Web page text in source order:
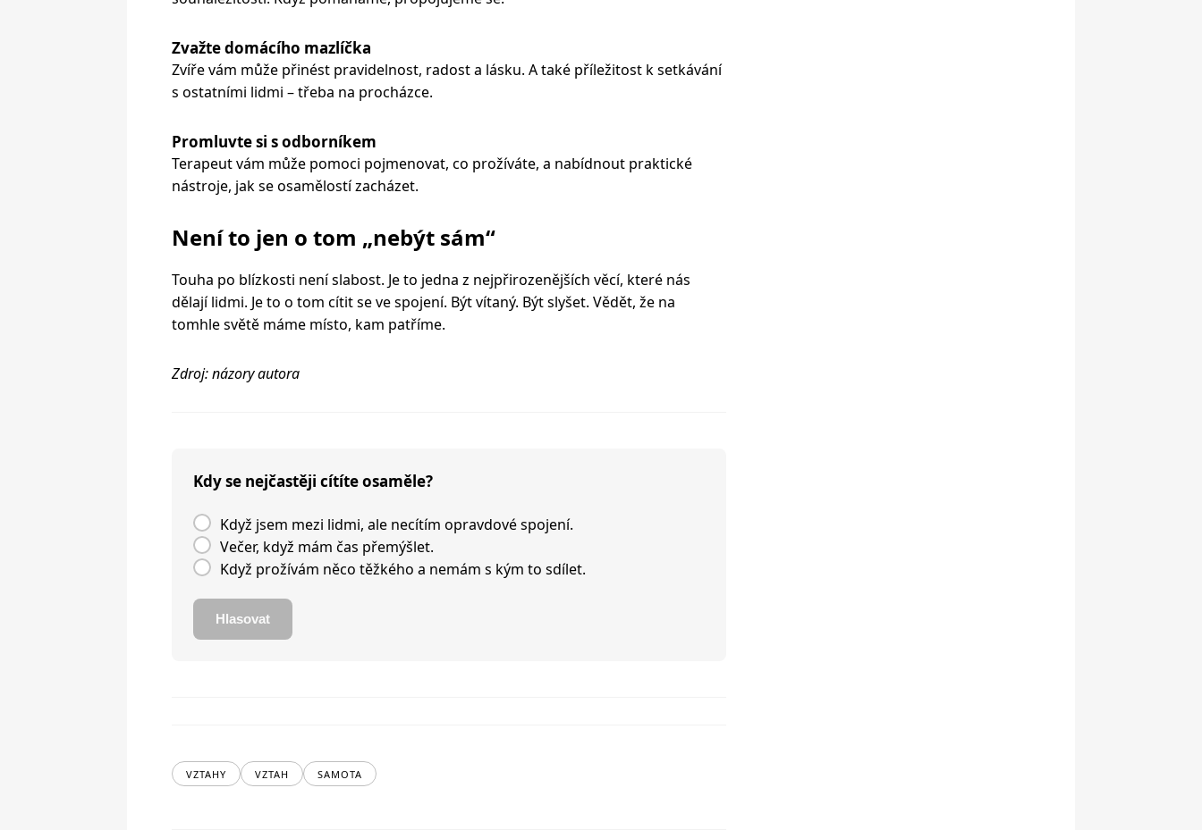
Zvažte domácího mazlíčka
Zvíře vám může přinést pravidelnost, radost a lásku. A také příležitost k setkávání
s ostatními lidmi – třeba na procházce.
Promluvte si s odborníkem
Terapeut vám může pomoci pojmenovat, co prožíváte, a nabídnout praktické
nástroje, jak se osamělostí zacházet.
Není to jen o tom „nebýt sám“
Touha po blízkosti není slabost. Je to jedna z nejpřirozenějších věcí, které nás
dělají lidmi. Je to o tom cítit se ve spojení. Být vítaný. Být slyšet. Vědět, že na
tomhle světě máme místo, kam patříme.
Zdroj: názory autora
Kdy se nejčastěji cítíte osaměle?
Když jsem mezi lidmi, ale necítím opravdové spojení.
Večer, když mám čas přemýšlet.
Když prožívám něco těžkého a nemám s kým to sdílet.
Hlasovat
VZTAHY VZTAH SAMOTA